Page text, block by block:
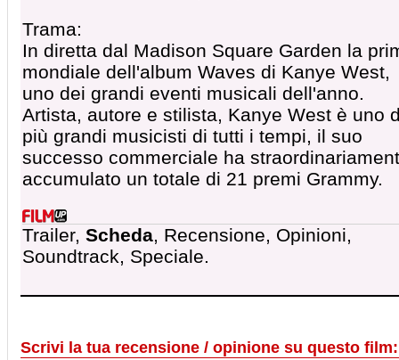
Trama:
In diretta dal Madison Square Garden la
mondiale dell'album Waves di Kanye West,
uno dei grandi eventi musicali dell'anno.
Artista, autore e stilista, Kanye West è uno
più grandi musicisti di tutti i tempi, il suo
successo commerciale ha
accumulato un totale di 21 premi Grammy.
Trailer, Scheda, Recensione, Opinioni,
Soundtrack, Speciale.
Scrivi la tua recensione / opinione su questo